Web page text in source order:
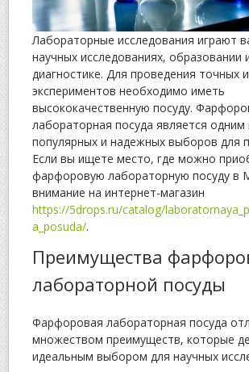
Лабораторные исследования играют
научных исследованиях, образовании
диагностике. Для проведения точных
экспериментов необходимо иметь
высококачественную посуду.
лабораторная посуда является одним
популярных и надежных выборов для
Если вы ищете место, где можно
фарфоровую лабораторную посуду в
внимание на интернет-магазин
https://5drops.ru/catalog/
a_posuda/.
Преимущества
лабораторной посуды
Фарфоровая лабораторная посуда
множеством преимуществ, которые
идеальным выбором для научных